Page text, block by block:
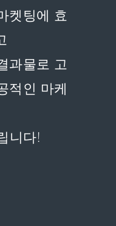
시간대등
케팅이 진